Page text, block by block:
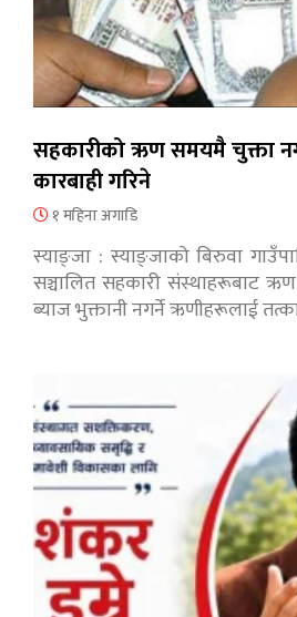
सहकारीको ऋण समयमै चुक्ता
कारबाही गरिने
१ महिना अगाडि
स्याङ्जा : स्याङ्जाको बिरुवा
सञ्चालित सहकारी संस्थाहरूबाट
ब्याज भुक्तानी नगर्ने ऋणीहरूलाई